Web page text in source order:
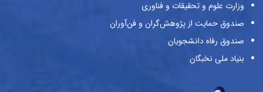
وزارت علوم و تحقیقات و فناوری
صندوق حمایت از پژوهش‌گران و فن‌آوران
صندوق رفاه دانشجویان
بنیاد ملی نخبگان